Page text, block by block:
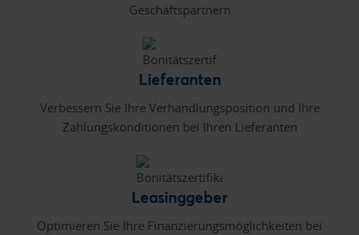
Geschäftspartnern
Lieferanten
Verbessern Sie Ihre Verhandlungsposition und Ihre
Zahlungskonditionen bei Ihren Lieferanten
Leasinggeber
Optimieren Sie Ihre Finanzierungsmöglichkeiten bei